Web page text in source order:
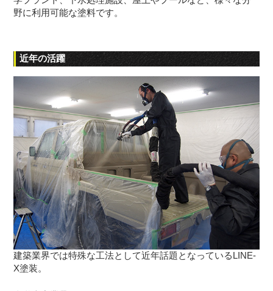
野に利用可能な塗料です。
近年の活躍
建築業界では特殊な工法として近年話題となっているLINE-
X塗装。